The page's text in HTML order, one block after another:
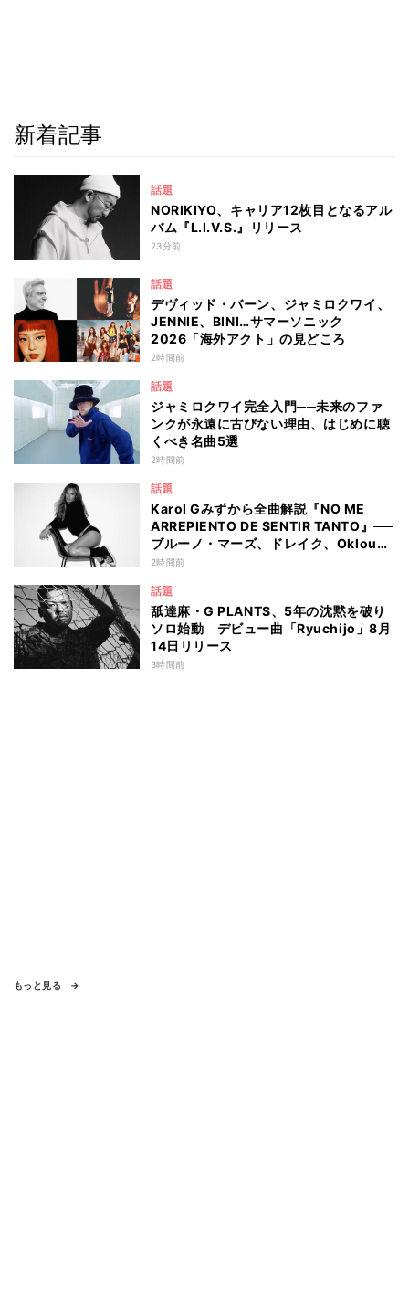
新着記事
話題
NORIKIYO、キャリア12枚目となるアル
バム『L.I.V.S.』リリース
23分前
話題
デヴィッド・バーン、ジャミロクワイ、
JENNIE、BINI…サマーソニック
2026「海外アクト」の見どころ
2時間前
話題
ジャミロクワイ完全入門──未来のファ
ンクが永遠に古びない理由、はじめに聴
くべき名曲5選
2時間前
話題
Karol Gみずから全曲解説『NO ME
ARREPIENTO DE SENTIR TANTO』──
ブルーノ・マーズ、ドレイク、Oklouら
迎えた繊細でオルタナティブな新章
2時間前
話題
舐達麻・G PLANTS、5年の沈黙を破り
ソロ始動 デビュー曲「Ryuchijo」8月
14日リリース
3時間前
もっと見る